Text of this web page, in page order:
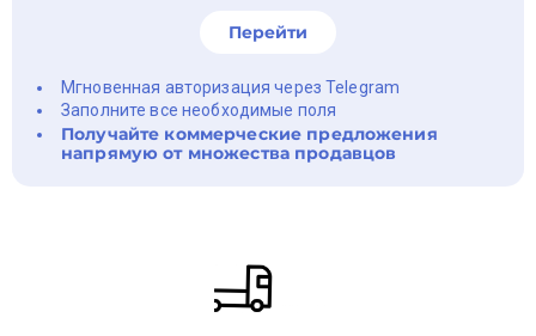
Перейти
Мгновенная авторизация через Telegram
Заполните все необходимые поля
Получайте коммерческие предложения
напрямую от множества продавцов